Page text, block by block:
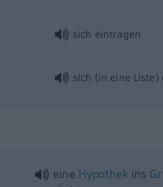
sich eintragen
sich (in eine Liste)
eine Hypothek ins